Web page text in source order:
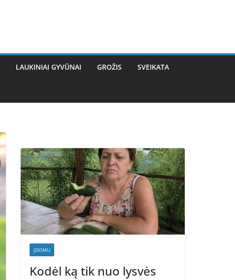
LAUKINIAI GYVŪNAI GROŽIS SVEIKATA
ĮDOMU
Kodėl ką tik nuo lysvės